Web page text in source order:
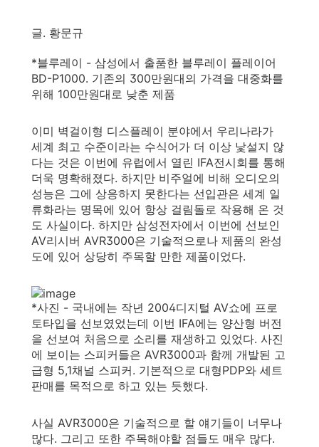
글. 황문규
*블루레이 - 삼성에서 출품한 블루레이 플레이어
BD-P1000. 기존의 300만원대의 가격을 대중화를
위해 100만원대로 낮춘 제품
이미 벽걸이형 디스플레이 분야에서 우리나라가
세계 최고 수준이라는 수식어가 더 이상 낯설지 않
다는 것은 이번에 유럽에서 열린 IFA전시회를 통해
더욱 명확해졌다. 하지만 비주얼에 비해 오디오의
성능은 그에 상응하지 못한다는 선입관은 세계 일
류화라는 명목에 있어 항상 걸림돌로 작용해 온 것
도 사실이다. 하지만 삼성전자에서 이번에 선보인
AV리시버 AVR3000은 기술적으로나 제품의 완성
도에 있어 상당히 주목할 만한 제품이었다.
*사진 - 국내에는 작년 2004디지털 AV쇼에 프로
토타입을 선보였었는데 이번 IFA에는 양산형 버전
을 선보여 처음으로 소리를 재생하고 있었다. 사진
에 보이는 스피커들은 AVR3000과 함께 개발된 고
급형 5,1채널 스피커. 기본적으로 대형PDP와 세트
판매를 목적으로 하고 있는 듯했다.
사실 AVR3000은 기술적으로 할 얘기들이 너무나
많다. 그리고 또한 주목해야할 점들도 매우 많다.